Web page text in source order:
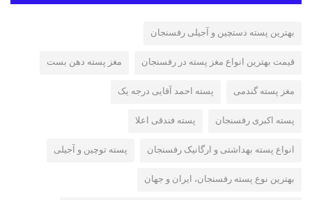
بهترین پسته دستچین و آجیلی رفسنجان
قیمت بهترین انواع مغز پسته در رفسنجان مغز پسته دهن بست
مغز پسته گندمی پسته احمد آقایی درجه یک
پسته اکبری رفسنجان پسته فندقی اعلا
انواع پسته بهداشتی و ارگانیک رفسنجان پسته توچین و آجیلی
بهترین نوع پسته رفسنجان، ایران و جهان